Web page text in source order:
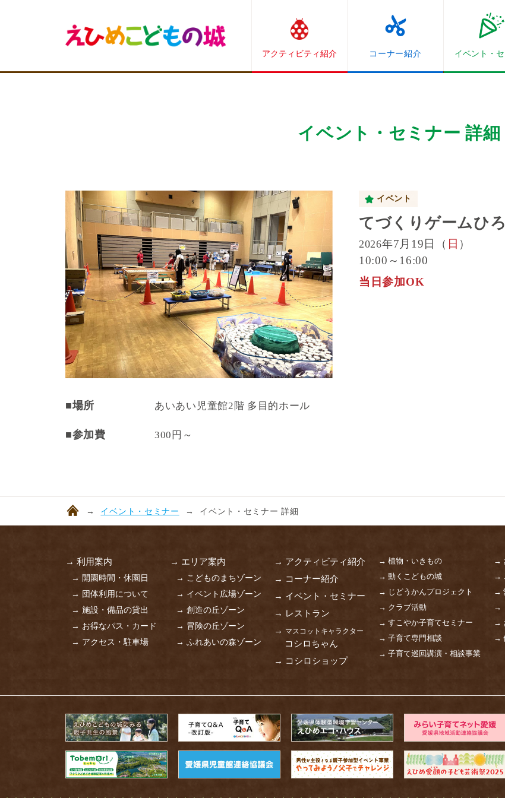
アクティビティ紹介 コーナー紹介 イベント・
イベント・セミナー 詳細
イベント
てづくりゲームひ
2026年7月19日（ 日 ）
10:00～16:00
当日参加OK
■場所 あいあい児童館2階 多目的ホール
■参加費 300円～
イベント・セミナー イベント・セミナー 詳細
→ 利用案内
→ 開園時間・休園日
→ 団体利用について
→ 施設・備品の貸出
→ お得なパス・カード
→ アクセス・駐車場
→ エリア案内
→ こどものまちゾーン
→ イベント広場ゾーン
→ 創造の丘ゾーン
→ 冒険の丘ゾーン
→ ふれあいの森ゾーン
→ アクティビティ紹介
→ コーナー紹介
→ イベント・セミナー
→ レストラン
→ マスコットキャラクター
コシロちゃん
→ コシロショップ
→ 植物・いきもの
→ 動くこどもの城
→ じどうかんプロジェクト
→ クラブ活動
→ すこやか子育てセミナー
→ 子育て専門相談
→ 子育て巡回講演・相談事業
→
→
→
→
→
→